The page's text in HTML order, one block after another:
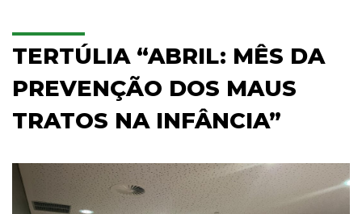
TERTÚLIA “ABRIL: MÊS DA
PREVENÇÃO DOS MAUS
TRATOS NA INFÂNCIA”